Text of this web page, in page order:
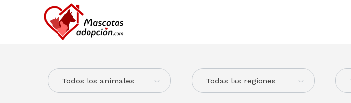
Todas las regiones
Todos los animales